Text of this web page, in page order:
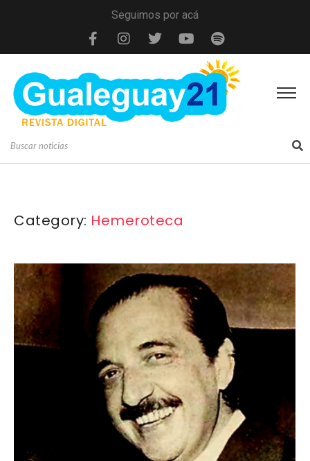
Seguimos por acá
Category: Hemeroteca